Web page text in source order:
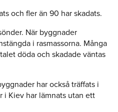
och fler än 90 har skadats.
När byggnader
i rasmassorna. Många
döda och skadade väntas
har också träffats i
i Kiev har lämnats utan ett